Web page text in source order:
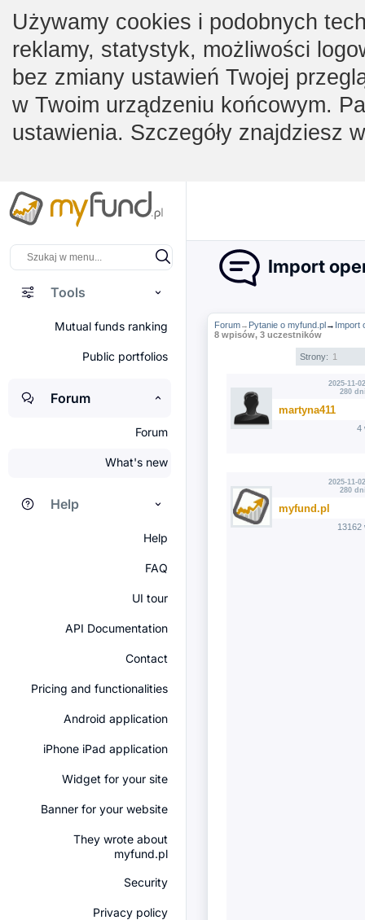
Używamy cookies i podobnych
reklamy, statystyk, możliwości
bez zmiany ustawień Twojej
w Twoim urządzeniu końcowym.
ustawienia. Szczegóły znajdziesz
Tools
Mutual funds ranking
Public portfolios
Forum
Forum
What's new
Help
Help
FAQ
UI tour
API Documentation
Contact
Pricing and functionalities
Android application
iPhone iPad application
Widget for your site
Banner for your website
They wrote about
myfund.pl
Security
Privacy policy
Import
Forum→ Pytanie o myfund.pl→ Import
8 wpisów, 3 uczestników
Strony: 1
2025-11-
280
martyna411
4
2025-11-
280
myfund.pl
13162